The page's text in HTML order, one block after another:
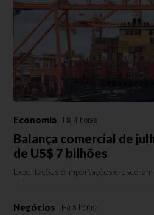
Economia Há 4 horas
Balança comercial de
de US$ 7 bilhões
Exportações e importações
Negócios Há 5 horas